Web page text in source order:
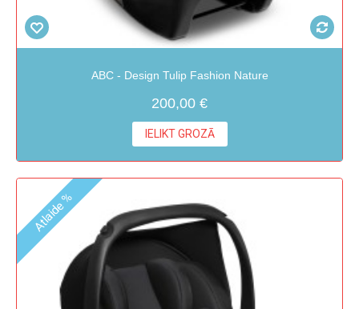
ABC - Design Tulip Fashion Nature
200,00 €
IELIKT GROZĀ
Atlaide %